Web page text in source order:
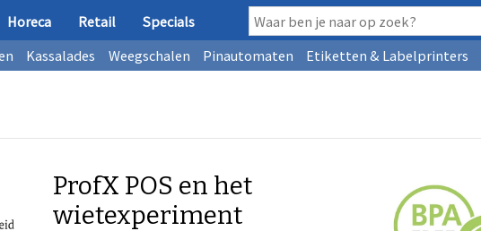
Horeca Retail Specials
Kassalades Weegschalen Pinautomaten Etiketten & Labelprinters
ProfX POS en het
wietexperiment